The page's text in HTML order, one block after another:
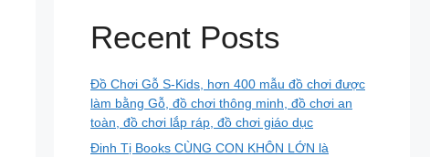
Recent Posts
Đồ Chơi Gỗ S-Kids, hơn 400 mẫu đồ chơi được
làm bằng Gỗ, đồ chơi thông minh, đồ chơi an
toàn, đồ chơi lắp ráp, đồ chơi giáo dục
Đinh Tị Books CÙNG CON KHÔN LỚN là